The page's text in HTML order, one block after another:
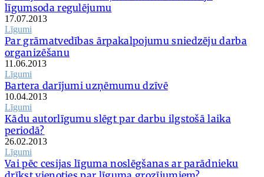
līgumsoda regulējumu
17.07.2013
Līgumi
Par grāmatvedības ārpakalpojumu sniedzēju darba
organizēšanu
11.06.2013
Līgumi
Bartera darījumi uzņēmumu dzīvē
10.04.2013
Līgumi
Kādu autorlīgumu slēgt par darbu ilgstošā laika
periodā?
26.02.2013
Līgumi
Vai pēc cesijas līguma noslēgšanas ar parādnieku